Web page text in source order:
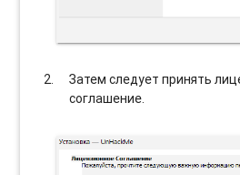
Затем следует принять
соглашение.